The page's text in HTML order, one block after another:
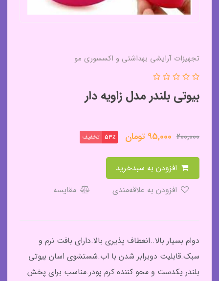
تجهیزات آرایشی بهداشتی و اکسسوری مو
بیوتی بلندر مدل زاویه دار
200,000
95,000 تومان 53٪ تخفیف
مقایسه
دوام بسیار بالا..انعطاف پذیری بالا.دارای بافت نرم و
سبک.قابلیت دوبرابر شدن با اب.شستشوی اسان بیوتی
بلندر.یکدست و محو کننده کرم پودر.مناسب برای پخش